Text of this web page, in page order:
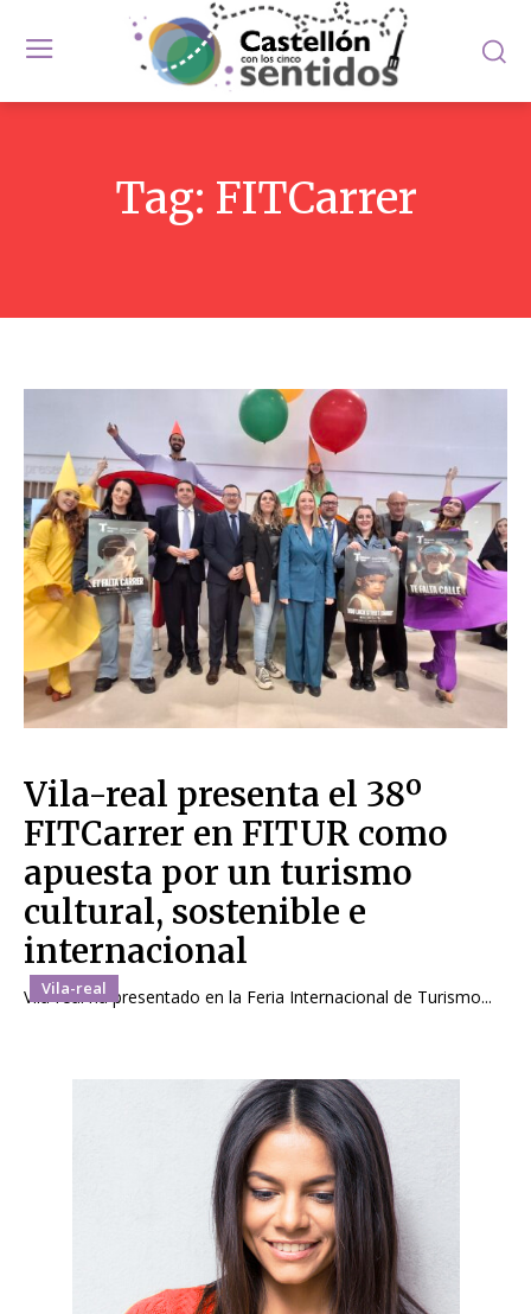
Tag: FITCarrer
Vila-real
Vila-real presenta el 38º
FITCarrer en FITUR como
apuesta por un turismo
cultural, sostenible e
internacional
Vila-real ha presentado en la Feria Internacional de Turismo...